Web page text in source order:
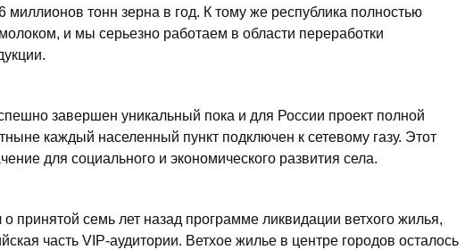
тонн зерна в год. К тому же республика полностью
и мы серьезно работаем в области переработки
завершен уникальный пока и для России проект полной
каждый населенный пункт подключен к сетевому газу. Этот
для социального и экономического развития села.
о принятой семь лет назад программе ликвидации ветхого жилья,
часть VIP-аудитории. Ветхое жилье в центре городов осталось